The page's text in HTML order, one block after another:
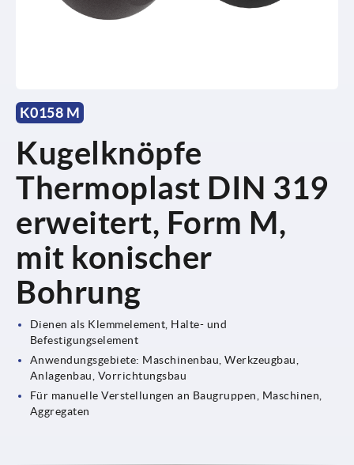
K0158 M
Kugelknöpfe
Thermoplast DIN 319
erweitert, Form M,
mit konischer
Bohrung
Dienen als Klemmelement, Halte- und
Befestigungselement
Anwendungsgebiete: Maschinenbau, Werkzeugbau,
Anlagenbau, Vorrichtungsbau
Für manuelle Verstellungen an Baugruppen, Maschinen,
Aggregaten